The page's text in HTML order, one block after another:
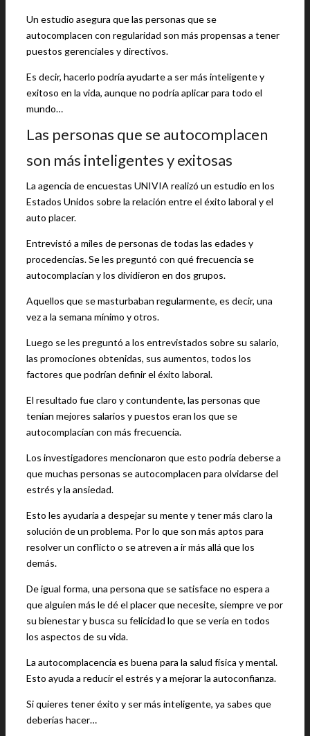
Un estudio asegura que las personas que se
autocomplacen con regularidad son más propensas a tener
puestos gerenciales y directivos.
Es decir, hacerlo podría ayudarte a ser más inteligente y
exitoso en la vida, aunque no podría aplicar para todo el
mundo…
Las personas que se autocomplacen
son más inteligentes y exitosas
La agencia de encuestas UNIVIA realizó un estudio en los
Estados Unidos sobre la relación entre el éxito laboral y el
auto placer.
Entrevistó a miles de personas de todas las edades y
procedencias. Se les preguntó con qué frecuencia se
autocomplacían y los dividieron en dos grupos.
Aquellos que se masturbaban regularmente, es decir, una
vez a la semana mínimo y otros.
Luego se les preguntó a los entrevistados sobre su salario,
las promociones obtenidas, sus aumentos, todos los
factores que podrían definir el éxito laboral.
El resultado fue claro y contundente, las personas que
tenían mejores salarios y puestos eran los que se
autocomplacían con más frecuencia.
Los investigadores mencionaron que esto podría deberse a
que muchas personas se autocomplacen para olvidarse del
estrés y la ansiedad.
Esto les ayudaría a despejar su mente y tener más claro la
solución de un problema. Por lo que son más aptos para
resolver un conflicto o se atreven a ir más allá que los
demás.
De igual forma, una persona que se satisface no espera a
que alguien más le dé el placer que necesite, siempre ve por
su bienestar y busca su felicidad lo que se vería en todos
los aspectos de su vida.
La autocomplacencia es buena para la salud física y mental.
Esto ayuda a reducir el estrés y a mejorar la autoconfianza.
Si quieres tener éxito y ser más inteligente, ya sabes que
deberías hacer…